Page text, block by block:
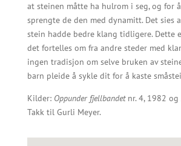
at steinen måtte ha hulrom i seg, og for
sprengte de den med dynamitt. Det sies
stein hadde bedre klang tidligere. Dette
det fortelles om fra andre steder med
ingen tradisjon om selve bruken av
barn pleide å sykle dit for å kaste
Kilder: Oppunder fjellbandet nr. 4, 1982
Takk til Gurli Meyer.